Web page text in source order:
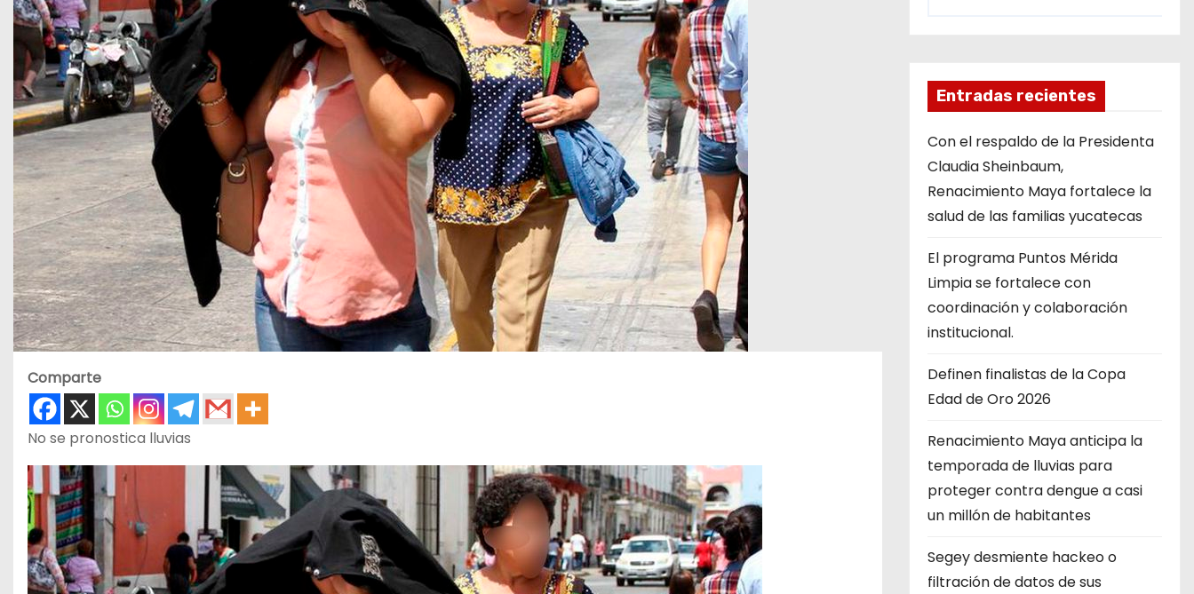
Comparte
No se pronostica lluvias
Entradas recientes
Con el respaldo de la Presidenta
Claudia Sheinbaum,
Renacimiento Maya fortalece la
salud de las familias yucatecas
El programa Puntos Mérida
Limpia se fortalece con
coordinación y colaboración
institucional.
Definen finalistas de la Copa
Edad de Oro 2026
Renacimiento Maya anticipa la
temporada de lluvias para
proteger contra dengue a casi
un millón de habitantes
Segey desmiente hackeo o
filtración de datos de sus